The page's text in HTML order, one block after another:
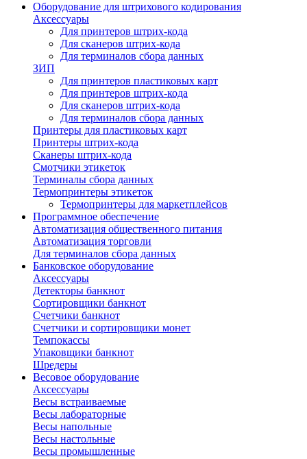
Оборудование для штрихового кодирования
Аксессуары
Для принтеров штрих-кода
Для сканеров штрих-кода
Для терминалов сбора данных
ЗИП
Для принтеров пластиковых карт
Для принтеров штрих-кода
Для сканеров штрих-кода
Для терминалов сбора данных
Принтеры для пластиковых карт
Принтеры штрих-кода
Сканеры штрих-кода
Смотчики этикеток
Терминалы сбора данных
Термопринтеры этикеток
Термопринтеры для маркетплейсов
Программное обеспечение
Автоматизация общественного питания
Автоматизация торговли
Для терминалов сбора данных
Банковское оборудование
Аксессуары
Детекторы банкнот
Сортировщики банкнот
Счетчики банкнот
Счетчики и сортировщики монет
Темпокассы
Упаковщики банкнот
Шредеры
Весовое оборудование
Аксессуары
Весы встраиваемые
Весы лабораторные
Весы напольные
Весы настольные
Весы промышленные